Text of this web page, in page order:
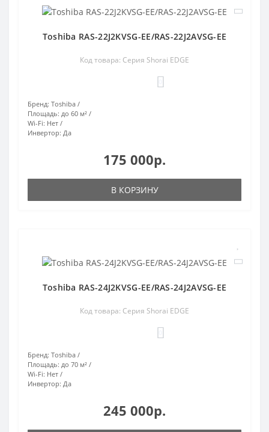
Toshiba RAS-22J2KVSG-EE/RAS-22J2AVSG-EE
Код товара: Серия Shorai EDGE
Бренд: Toshiba
Площадь: до 60 м²
Wi-Fi: Нет
Инвертор: Да
175 000р.
В КОРЗИНУ
Toshiba RAS-24J2KVSG-EE/RAS-24J2AVSG-EE
Код товара: Серия Shorai EDGE
Бренд: Toshiba
Площадь: до 70 м²
Wi-Fi: Нет
Инвертор: Да
245 000р.